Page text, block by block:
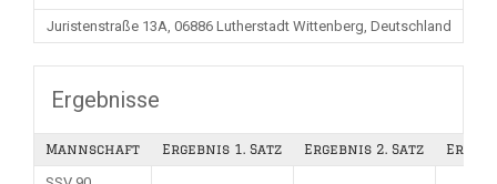
Juristenstraße 13A, 06886 Lutherstadt Wittenberg, Deutschland
Ergebnisse
Mannschaft Ergebnis 1. Satz Ergebnis 2. Satz